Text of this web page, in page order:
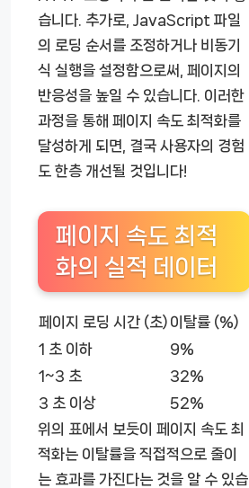
습니다. 추가로, JavaScript 파일
의 로딩 순서를 조정하거나 비동기
식 실행을 설정함으로써, 페이지의
반응성을 높일 수 있습니다. 이러한
과정을 통해 페이지 속도 최적화를
달성하게 되면, 결국 사용자의 경험
도 한층 개선될 것입니다!
페이지 속도 최적
화의 실적 데이터
페이지 로딩 시간 (초) 이탈률 (%)
1 초 이하
9%
1~3 초
32%
3 초 이상
52%
위의 표에서 보듯이 페이지 속도 최
적화는 이탈률을 직접적으로 줄이
는 효과를 가진다는 것을 알 수 있습